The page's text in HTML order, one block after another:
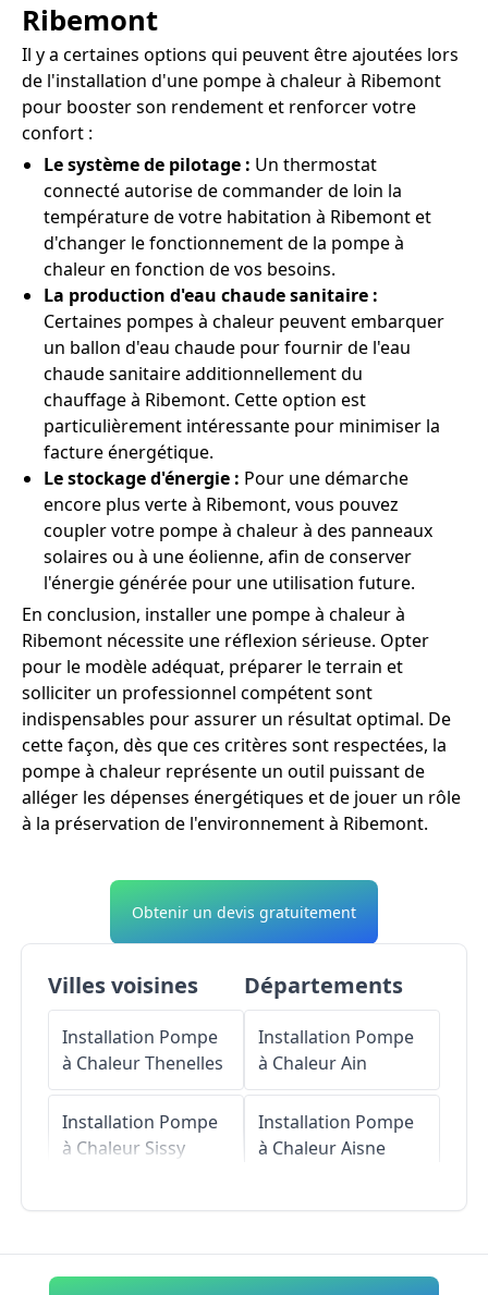
Ribemont
Il y a certaines options qui peuvent être ajoutées lors
de l'installation d'une pompe à chaleur à Ribemont
pour booster son rendement et renforcer votre
confort :
Le système de pilotage : Un thermostat
connecté autorise de commander de loin la
température de votre habitation à Ribemont et
d'changer le fonctionnement de la pompe à
chaleur en fonction de vos besoins.
La production d'eau chaude sanitaire :
Certaines pompes à chaleur peuvent embarquer
un ballon d'eau chaude pour fournir de l'eau
chaude sanitaire additionnellement du
chauffage à Ribemont. Cette option est
particulièrement intéressante pour minimiser la
facture énergétique.
Le stockage d'énergie : Pour une démarche
encore plus verte à Ribemont, vous pouvez
coupler votre pompe à chaleur à des panneaux
solaires ou à une éolienne, afin de conserver
l'énergie générée pour une utilisation future.
En conclusion, installer une pompe à chaleur à
Ribemont nécessite une réflexion sérieuse. Opter
pour le modèle adéquat, préparer le terrain et
solliciter un professionnel compétent sont
indispensables pour assurer un résultat optimal. De
cette façon, dès que ces critères sont respectées, la
pompe à chaleur représente un outil puissant de
alléger les dépenses énergétiques et de jouer un rôle
à la préservation de l'environnement à Ribemont.
Obtenir un devis gratuitement
Villes voisines
Installation Pompe
à ChaleurThenelles
Installation Pompe
à Chaleur Sissy
Installation Pompe
Sec
Départements
Installation Pompe
à ChaleurAin
Installation Pompe
à ChaleurAisne
Installation Pompe